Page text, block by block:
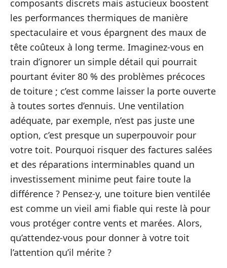
composants discrets mais astucieux boostent
les performances thermiques de manière
spectaculaire et vous épargnent des maux de
tête coûteux à long terme. Imaginez-vous en
train d’ignorer un simple détail qui pourrait
pourtant éviter 80 % des problèmes précoces
de toiture ; c’est comme laisser la porte ouverte
à toutes sortes d’ennuis. Une ventilation
adéquate, par exemple, n’est pas juste une
option, c’est presque un superpouvoir pour
votre toit. Pourquoi risquer des factures salées
et des réparations interminables quand un
investissement minime peut faire toute la
différence ? Pensez-y, une toiture bien ventilée
est comme un vieil ami fiable qui reste là pour
vous protéger contre vents et marées. Alors,
qu’attendez-vous pour donner à votre toit
l’attention qu’il mérite ?